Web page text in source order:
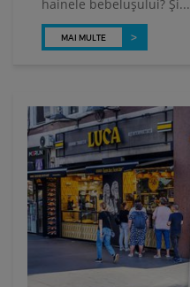
hainele bebelușului? Și...
MAI MULTE